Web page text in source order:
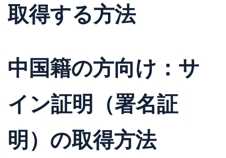
取得する方法
中国籍の方向け：サ
イン証明（署名証
明）の取得方法